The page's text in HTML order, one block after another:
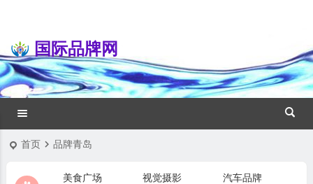
国际品牌网
首页 品牌青岛
美食广场 视觉摄影
汽车品牌